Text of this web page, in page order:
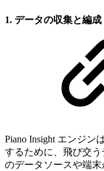
1. データの収集と編成
Piano Insight エンジン
するために、飛び交
のデータソースや端